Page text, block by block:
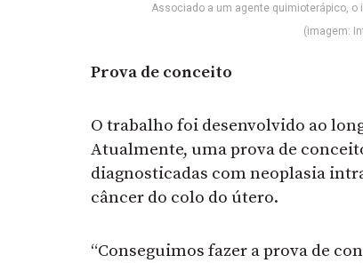
Associado a um agente quimioterápico,
(imagem:
Prova de conceito
O trabalho foi desenvolvido ao
Atualmente, uma prova de
diagnosticadas com neoplasia
câncer do colo do útero.
“Conseguimos fazer a prova de